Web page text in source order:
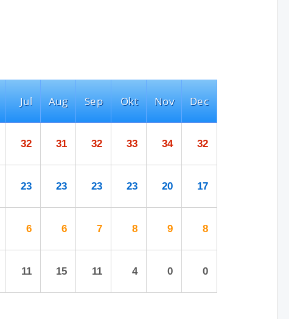
Jul
32
23
6
11
Aug
31
23
6
15
Sep
32
23
7
11
Okt
33
23
8
4
Nov
34
20
9
0
Dec
32
17
8
0